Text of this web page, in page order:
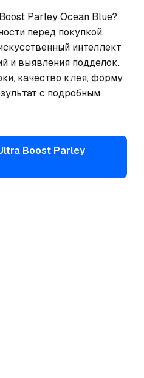
Parley Ocean Blue?
перед покупкой.
интеллект
и выявления подделок.
качество клея, форму
с подробным
Boost Parley